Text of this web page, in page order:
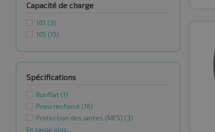
Capacité de charge
101 (3)
105 (15)
Spécifications
Runflat (1)
Pneu renforcé (16)
Protection des jantes (MFS) (3)
En savoir plus...